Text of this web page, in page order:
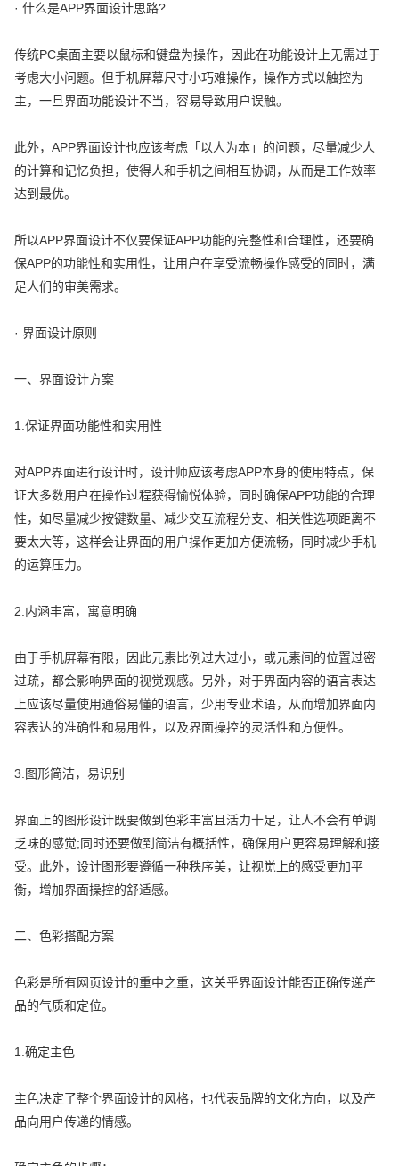
· 什么是APP界面设计思路?
传统PC桌面主要以鼠标和键盘为操作，因此在功能设计上无需过于
考虑大小问题。但手机屏幕尺寸小巧难操作，操作方式以触控为
主，一旦界面功能设计不当，容易导致用户误触。
此外，APP界面设计也应该考虑「以人为本」的问题，尽量减少人
的计算和记忆负担，使得人和手机之间相互协调，从而是工作效率
达到最优。
所以APP界面设计不仅要保证APP功能的完整性和合理性，还要确
保APP的功能性和实用性，让用户在享受流畅操作感受的同时，满
足人们的审美需求。
· 界面设计原则
一、界面设计方案
1.保证界面功能性和实用性
对APP界面进行设计时，设计师应该考虑APP本身的使用特点，保
证大多数用户在操作过程获得愉悦体验，同时确保APP功能的合理
性，如尽量减少按键数量、减少交互流程分支、相关性选项距离不
要太大等，这样会让界面的用户操作更加方便流畅，同时减少手机
的运算压力。
2.内涵丰富，寓意明确
由于手机屏幕有限，因此元素比例过大过小，或元素间的位置过密
过疏，都会影响界面的视觉观感。另外，对于界面内容的语言表达
上应该尽量使用通俗易懂的语言，少用专业术语，从而增加界面内
容表达的准确性和易用性，以及界面操控的灵活性和方便性。
3.图形简洁，易识别
界面上的图形设计既要做到色彩丰富且活力十足，让人不会有单调
乏味的感觉;同时还要做到简洁有概括性，确保用户更容易理解和接
受。此外，设计图形要遵循一种秩序美，让视觉上的感受更加平
衡，增加界面操控的舒适感。
二、色彩搭配方案
色彩是所有网页设计的重中之重，这关乎界面设计能否正确传递产
品的气质和定位。
1.确定主色
主色决定了整个界面设计的风格，也代表品牌的文化方向，以及产
品向用户传递的情感。